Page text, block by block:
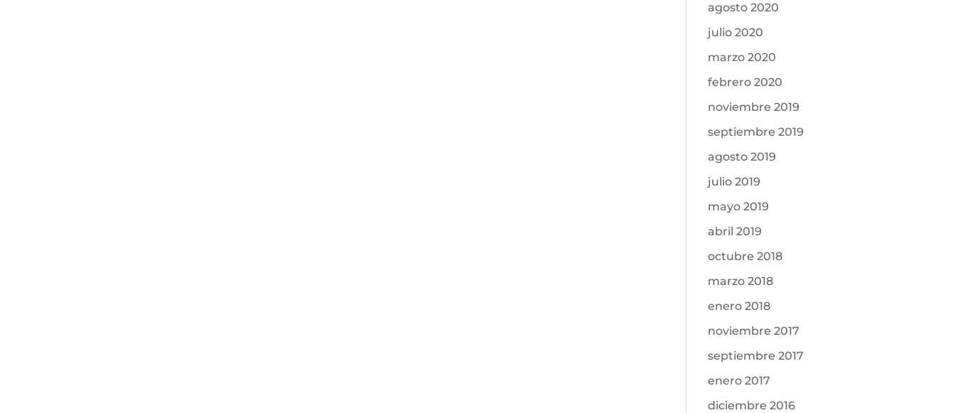
agosto 2020
julio 2020
marzo 2020
febrero 2020
noviembre 2019
septiembre 2019
agosto 2019
julio 2019
mayo 2019
abril 2019
octubre 2018
marzo 2018
enero 2018
noviembre 2017
septiembre 2017
enero 2017
diciembre 2016